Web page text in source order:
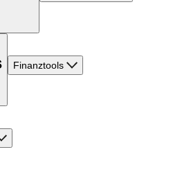
Finanztools